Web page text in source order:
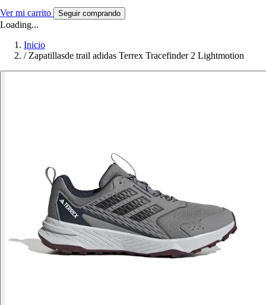
Ver mi carrito Seguir comprando
Loading...
Inicio
/ Zapatillasde trail adidas Terrex Tracefinder 2 Lightmotion